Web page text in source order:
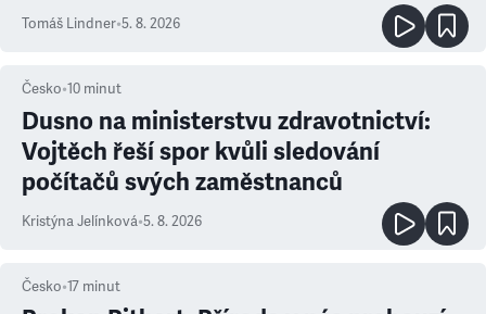
Tomáš Lindner•5. 8. 2026
Česko•10 minut
Dusno na ministerstvu zdravotnictví:
Vojtěch řeší spor kvůli sledování
počítačů svých zaměstnanců
Kristýna Jelínková•5. 8. 2026
Česko•17 minut